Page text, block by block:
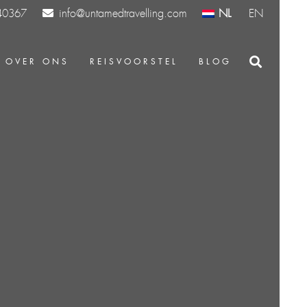
info@untamedtravelling.com NL EN
OVER ONS REISVOORSTEL BLOG